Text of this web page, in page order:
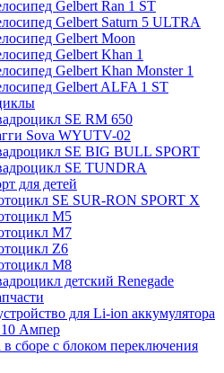
Gelbert Ran 1 ST
Gelbert Saturn 5 ULTRA
Gelbert Moon
Gelbert Khan 1
Gelbert Khan Monster 1
Gelbert ALFA 1 ST
SE RM 650
Sova WYUTV-02
SE BIG BULL SPORT
SE TUNDRA
для детей
SE SUR-RON SPORT X
М5
М7
Z6
М8
детский Renegade
для Li-ion аккумулятора
10 Ампер
в сборе с блоком переключения